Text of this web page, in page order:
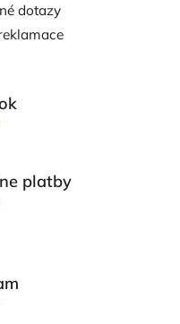
dotazy
platby